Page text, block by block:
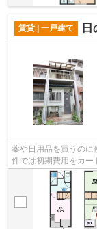
賃貸 | 一戸建て
薬や日用品を買うのに
件では初期費用をカー
です。2駅利用可能な